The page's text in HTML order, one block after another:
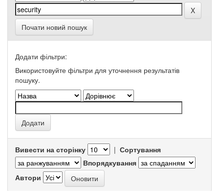
Почати новий пошук
Додати фільтри:
Використовуйте фільтри для уточнення результатів
пошуку.
Вивести на сторінку | Сортування
Впорядкування
Автори